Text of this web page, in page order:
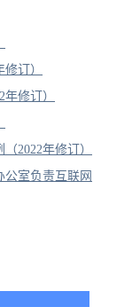
订）
修订）
2022年修订）
公室负责互联网